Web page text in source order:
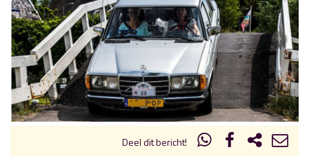
Vorig uur uur 1 van x Volgend uur
Inklappen
Deel dit bericht!